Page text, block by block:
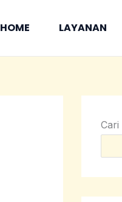
HOME LAYANAN
Cari